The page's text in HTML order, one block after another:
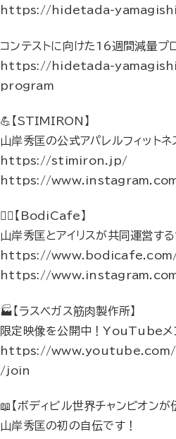
https://hidetada-
コンテストに向けた16週間減量プ
https://hidetada-
program
💪【STIMIRON】
山岸秀匡の公式アパレルフィットネ
https://stimiron.jp/
https://
🏋️‍♀️【BodiCafe】
山岸秀匡とアイリスが共同運営す
https://
https://
🏭【ラスベガス筋肉製作所】
限定映像を公開中！YouTubeメ
https://www.youtube.com/
/join
📖【ボディビル世界チャンピオン
山岸秀匡の初の自伝です！